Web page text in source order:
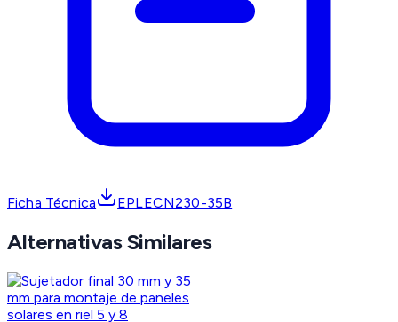
Ficha Técnica EPLECN230-35B
Alternativas Similares